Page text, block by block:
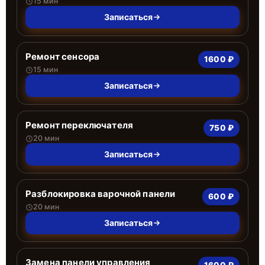
Записаться
Ремонт сенсора
15 мин
1600 ₽
Записаться
Ремонт переключателя
20 мин
750 ₽
Записаться
Разблокировка варочной панели
20 мин
600 ₽
Записаться
Замена панели управления